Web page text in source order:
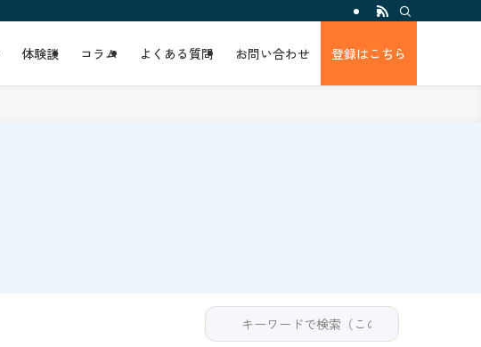
体験談 コラム よくある質問 お問い合わせ 登録はこちら